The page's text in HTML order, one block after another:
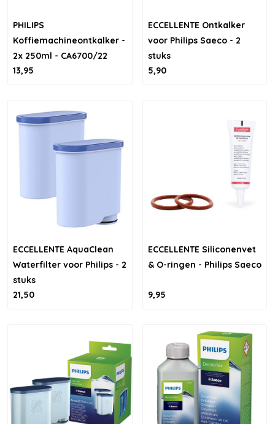
PHILIPS
Koffiemachineontkalker -
2x 250ml - CA6700/22
13,95
ECCELLENTE Ontkalker
voor Philips Saeco - 2
stuks
5,90
ECCELLENTE AquaClean
Waterfilter voor Philips - 2
stuks
21,50
ECCELLENTE Siliconenvet
& O-ringen - Philips Saeco
9,95